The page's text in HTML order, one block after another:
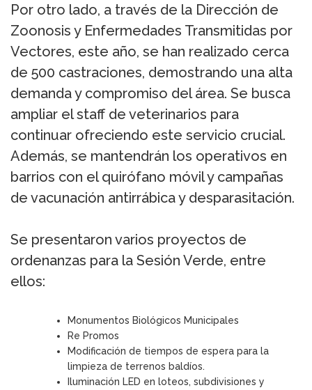
Por otro lado, a través de la Dirección de
Zoonosis y Enfermedades Transmitidas por
Vectores, este año, se han realizado cerca
de 500 castraciones, demostrando una alta
demanda y compromiso del área. Se busca
ampliar el staff de veterinarios para
continuar ofreciendo este servicio crucial.
Además, se mantendrán los operativos en
barrios con el quirófano móvil y campañas
de vacunación antirrábica y desparasitación.
Se presentaron varios proyectos de
ordenanzas para la Sesión Verde, entre
ellos:
Monumentos Biológicos Municipales
Re Promos
Modificación de tiempos de espera para la
limpieza de terrenos baldíos.
Iluminación LED en loteos, subdivisiones y